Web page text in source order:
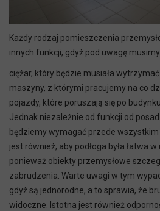
Każdy rodzaj pomieszczenia
innych funkcji, gdyż pod uwagę
ciężar, który będzie musiała
maszyny, z którymi pracujemy na co
pojazdy, które poruszają się po budynku.
Jednak niezależnie od funkcji od
będziemy wymagać przede
jest również, aby podłoga była łatwa
ponieważ obiekty przemysłowe
zabrudzenia. Warte uwagi w tym
gdyż są jednorodne, a to sprawia, że
widoczne. Istotna jest również